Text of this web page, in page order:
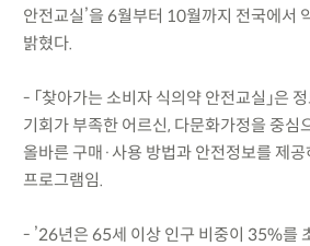
안전교실’을 6월부터 10월까지 전국에서
밝혔다.
- 「찾아가는 소비자 식의약 안전교실」은
기회가 부족한 어르신, 다문화가정을 중심
올바른 구매·사용 방법과 안전정보를 제
프로그램임.
- ’26년은 65세 이상 인구 비중이 35%를